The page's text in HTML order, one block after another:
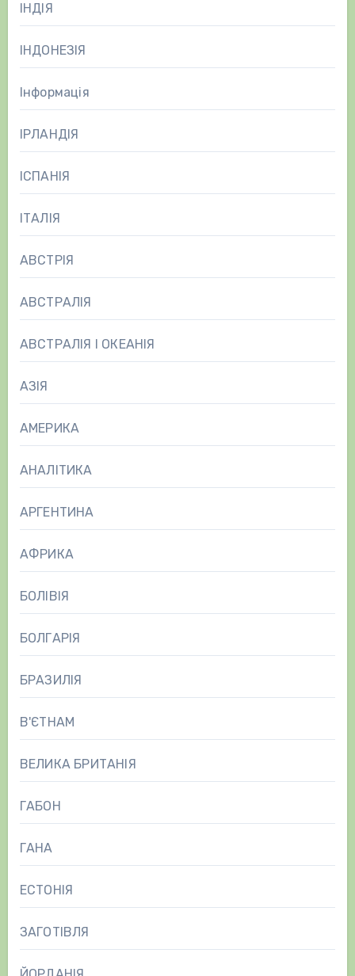
ІНДІЯ
ІНДОНЕЗІЯ
Інформація
ІРЛАНДІЯ
ІСПАНІЯ
ІТАЛІЯ
АВСТРІЯ
АВСТРАЛІЯ
АВСТРАЛІЯ І ОКЕАНІЯ
АЗІЯ
АМЕРИКА
АНАЛІТИКА
АРГЕНТИНА
АФРИКА
БОЛІВІЯ
БОЛГАРІЯ
БРАЗИЛІЯ
В'ЄТНАМ
ВЕЛИКА БРИТАНІЯ
ГАБОН
ГАНА
ЕСТОНІЯ
ЗАГОТІВЛЯ